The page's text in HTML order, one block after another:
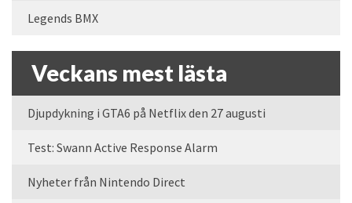
Legends BMX
Veckans mest lästa
Djupdykning i GTA6 på Netflix den 27 augusti
Test: Swann Active Response Alarm
Nyheter från Nintendo Direct